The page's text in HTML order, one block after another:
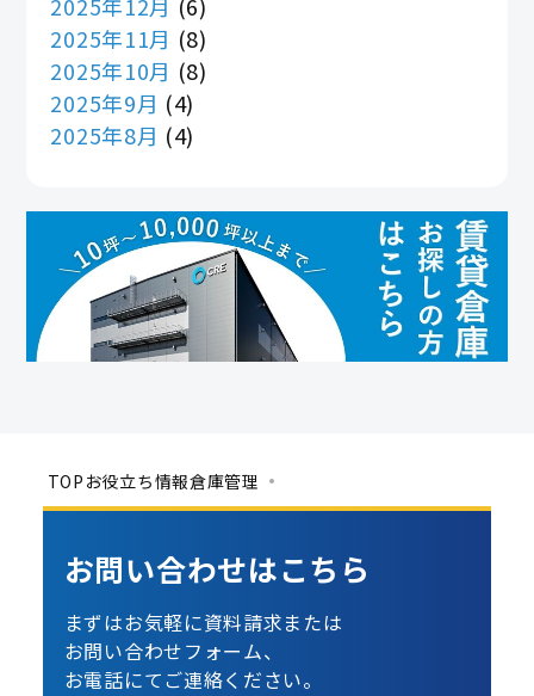
2025年11月 (8)
2025年10月 (8)
2025年9月 (4)
2025年8月 (4)
TOP お役立ち情報倉庫管理
お問い合わせはこちら
まずはお気軽に資料請求または
お問い合わせフォーム、
お電話にてご連絡ください。